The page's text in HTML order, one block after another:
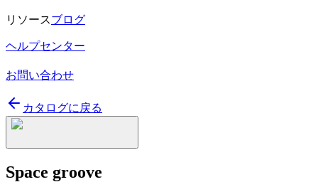
リソースブログ
ヘルプセンター
お問い合わせ
カタログに戻る
Space groove